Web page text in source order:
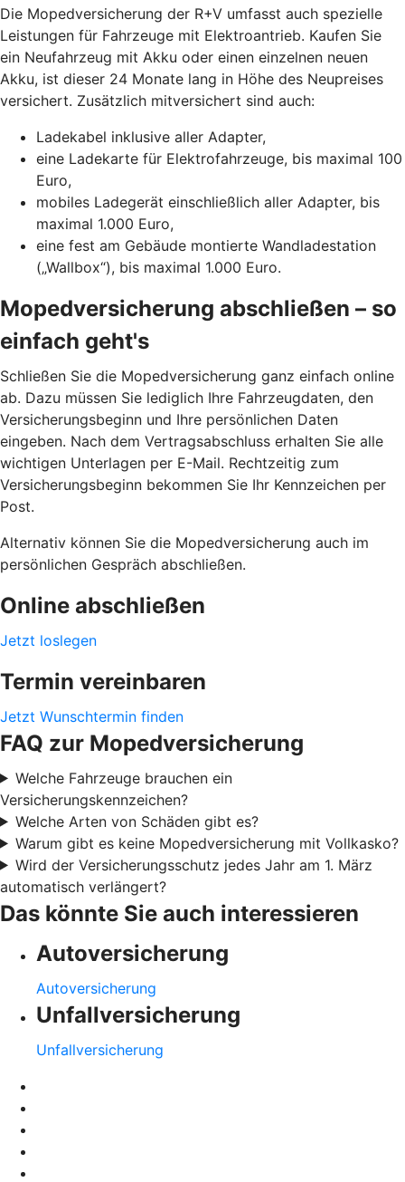
Die Mopedversicherung der R+V umfasst auch spezielle
Leistungen für Fahrzeuge mit Elektroantrieb. Kaufen Sie
ein Neufahrzeug mit Akku oder einen einzelnen neuen
Akku, ist dieser 24 Monate lang in Höhe des Neupreises
versichert. Zusätzlich mitversichert sind auch:
Ladekabel inklusive aller Adapter,
eine Ladekarte für Elektrofahrzeuge, bis maximal 100
Euro,
mobiles Ladegerät einschließlich aller Adapter, bis
maximal 1.000 Euro,
eine fest am Gebäude montierte Wandladestation
(„Wallbox“), bis maximal 1.000 Euro.
Mopedversicherung abschließen – so
einfach geht's
Schließen Sie die Mopedversicherung ganz einfach online
ab. Dazu müssen Sie lediglich Ihre Fahrzeugdaten, den
Versicherungsbeginn und Ihre persönlichen Daten
eingeben. Nach dem Vertragsabschluss erhalten Sie alle
wichtigen Unterlagen per E-Mail. Rechtzeitig zum
Versicherungsbeginn bekommen Sie Ihr Kennzeichen per
Post.
Alternativ können Sie die Mopedversicherung auch im
persönlichen Gespräch abschließen.
Online abschließen
Jetzt loslegen
Termin vereinbaren
Jetzt Wunschtermin finden
FAQ zur Mopedversicherung
Welche Fahrzeuge brauchen ein
Versicherungskennzeichen?
Welche Arten von Schäden gibt es?
Warum gibt es keine Mopedversicherung mit Vollkasko?
Wird der Versicherungsschutz jedes Jahr am 1. März
automatisch verlängert?
Das könnte Sie auch interessieren
Autoversicherung
Autoversicherung
Unfallversicherung
Unfallversicherung